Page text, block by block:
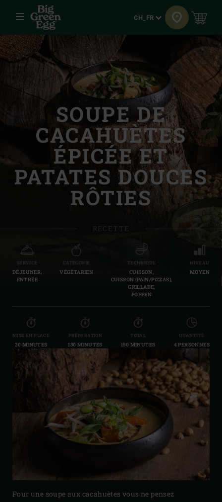
Menu Langue
CH_FR
SOUPE DE
CACAHUÈTES
ÉPICÉE ET
PATATES DOUCES
RÔTIES
RECETTE
SERVICE
DÉJEUNER,
ENTRÉE
CATÉGORIE
VÉGÉTARIEN
TECHNIQUE
CUISSON,
CUISSON (PAIN/PIZZAS),
GRILLADE,
POFFEN
NIVEAU
MOYEN
MISE EN PLACE
20 MINUTES
PRÉPARATION
130 MINUTES
TOTAL
150 MINUTES
QUANTITÉ
4 PERSONNES
Pour une soupe aux cacahuètes vous ne pensez